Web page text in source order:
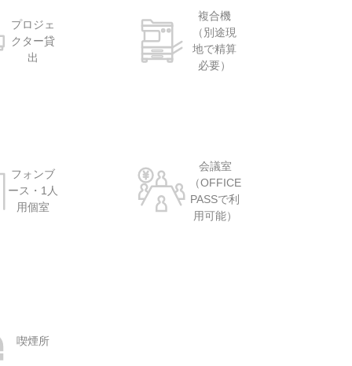
プロジェ
クター貸
出
複合機
（別途現
地で精算
必要）
フォンブ
ース・1人
用個室
会議室
（OFFICE
PASSで利
用可能）
喫煙所